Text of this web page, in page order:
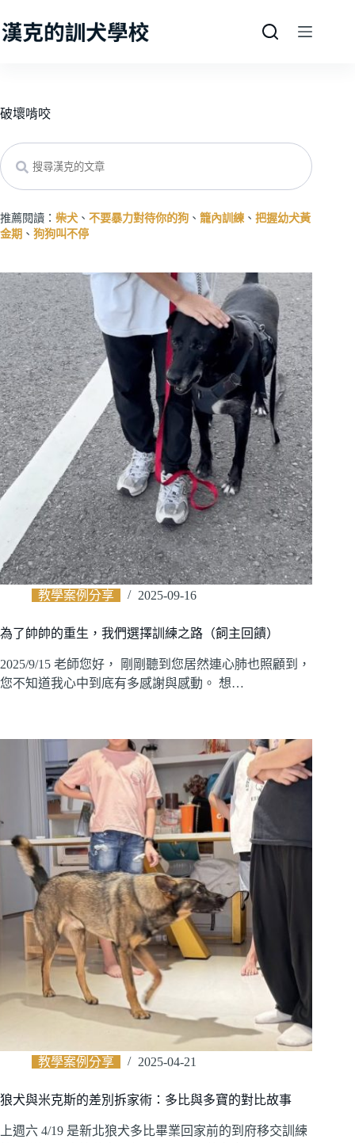
至
容
破壞啃咬
Search
推薦閱讀： 柴犬 、 不要暴力對待你的狗 、 籠內訓練 、 把握幼犬黃
金期 、 狗狗叫不停
教學案例分享 2025-09-16
為了帥帥的重生，我們選擇訓練之路（飼主回饋）
2025/9/15 老師您好， 剛剛聽到您居然連心肺也照顧到，
您不知道我心中到底有多感謝與感動。 想…
教學案例分享 2025-04-21
狼犬與米克斯的差別拆家術：多比與多寶的對比故事
上週六 4/19 是新北狼犬多比畢業回家前的到府移交訓練